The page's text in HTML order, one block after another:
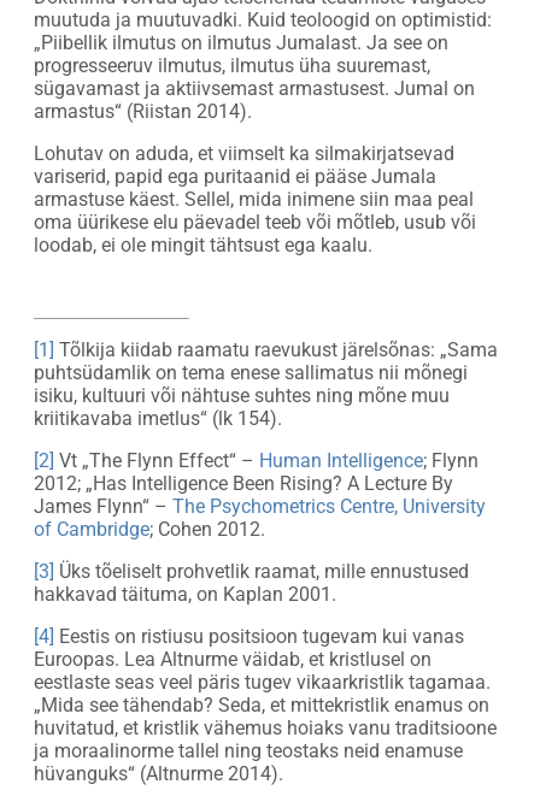
muutuda ja muutuvadki. Kuid teoloogid on optimistid:
„Piibellik ilmutus on ilmutus Jumalast. Ja see on
progresseeruv ilmutus, ilmutus üha suuremast,
sügavamast ja aktiivsemast armastusest. Jumal on
armastus“ (Riistan 2014).
Lohutav on aduda, et viimselt ka silmakirjatsevad
variserid, papid ega puritaanid ei pääse Jumala
armastuse käest. Sellel, mida inimene siin maa peal
oma üürikese elu päevadel teeb või mõtleb, usub või
loodab, ei ole mingit tähtsust ega kaalu.
[1] Tõlkija kiidab raamatu raevukust järelsõnas: „Sama
puhtsüdamlik on tema enese sallimatus nii mõnegi
isiku, kultuuri või nähtuse suhtes ning mõne muu
kriitikavaba imetlus“ (lk 154).
[2] Vt „The Flynn Effect“ – Human Intelligence; Flynn
2012; „Has Intelligence Been Rising? A Lecture By
James Flynn“ – The Psychometrics Centre, University
of Cambridge; Cohen 2012.
[3] Üks tõeliselt prohvetlik raamat, mille ennustused
hakkavad täituma, on Kaplan 2001.
[4] Eestis on ristiusu positsioon tugevam kui vanas
Euroopas. Lea Altnurme väidab, et kristlusel on
eestlaste seas veel päris tugev vikaarkristlik tagamaa.
„Mida see tähendab? Seda, et mittekristlik enamus on
huvitatud, et kristlik vähemus hoiaks vanu traditsioone
ja moraalinorme tallel ning teostaks neid enamuse
hüvanguks“ (Altnurme 2014).